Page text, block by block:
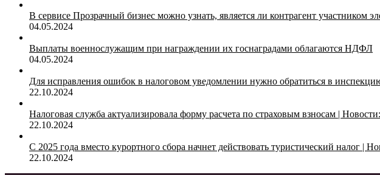
В сервисе Прозрачный бизнес можно узнать, является ли контрагент участником
04.05.2024
Выплаты военнослужащим при награждении их госнаградами облагаются НДФЛ
04.05.2024
Для исправления ошибок в налоговом уведомлении нужно обратиться в
22.10.2024
Налоговая служба актуализировала форму расчета по страховым взносам |
22.10.2024
С 2025 года вместо курортного сбора начнет действовать туристический налог |
22.10.2024